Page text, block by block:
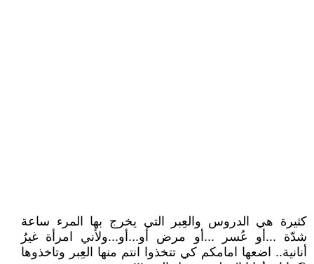
كثيرة هي الدروس والعِبر التي يخرج بها المرء ساعة
شدّة ...أو عُسر ...أو مرض أو...أو...ولأني امرأة غيرُ
أنانية.. اضعها امامكم كي تتخذوا انتم منها العِبر وتاخذوها